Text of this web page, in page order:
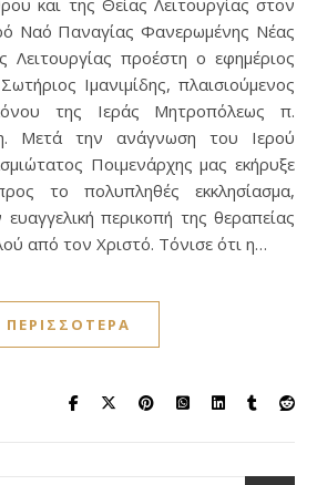
και της Θείας Λειτουργίας στον
Ναό Παναγίας Φανερωμένης Νέας
Λειτουργίας προέστη ο εφημέριος
Ιμανιμίδης, πλαισιούμενος
της Ιεράς Μητροπόλεως π.
Μετά την ανάγνωση του Ιερού
Ποιμενάρχης μας εκήρυξε
το πολυπληθές εκκλησίασμα,
περικοπή της θεραπείας
από τον Χριστό. Τόνισε ότι η…
ΠΕΡΙΣΣΌΤΕΡΑ